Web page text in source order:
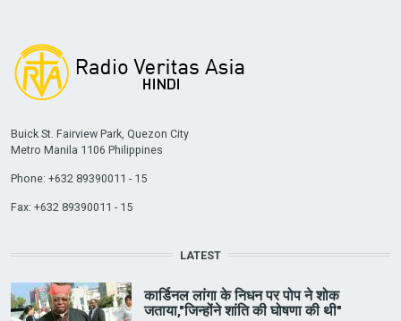
Buick St. Fairview Park, Quezon City
Metro Manila 1106 Philippines
Phone: +632 89390011 - 15
Fax: +632 89390011 - 15
LATEST
कार्डिनल लांगा के निधन पर पोप ने शोक
जताया,"जिन्होंने शांति की घोषणा की थी"